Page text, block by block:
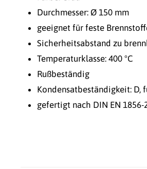
Durchmesser: Ø 150 mm
geeignet für feste
Sicherheitsabstand zu
Temperaturklasse: 400 °C
Rußbeständig
Kondensatbeständigkeit: D,
gefertigt nach DIN EN 1856-